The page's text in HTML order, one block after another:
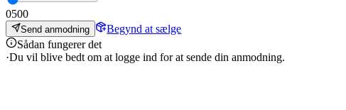
0500
Send anmodning
Begynd at sælge
Sådan fungerer det
·Du vil blive bedt om at logge ind for at sende din anmodning.